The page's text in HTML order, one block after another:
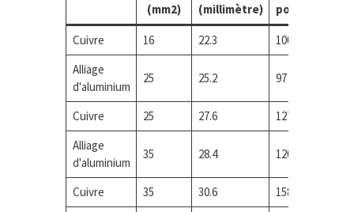
(mm2)
(millimètre)
ponts(UN)
Cuivre 16 22.3 100
Alliage
d'aluminium
25 25.2 97
Cuivre 25 27.6 127
Alliage
d'aluminium
35 28.4 120
Cuivre 35 30.6 158